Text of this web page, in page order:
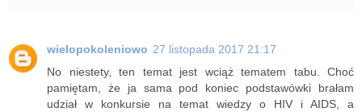
wielopokoleniowo 27 listopada 2017 21:17
No niestety, ten temat jest wciąż tematem tabu. Choć
pamiętam, że ja sama pod koniec podstawówki brałam
udział w konkursie na temat wiedzy o HIV i AIDS, a